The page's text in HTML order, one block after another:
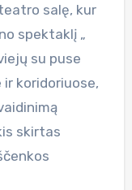
salę, kur
spektaklį „
su puse
koridoriuose,
skirtas